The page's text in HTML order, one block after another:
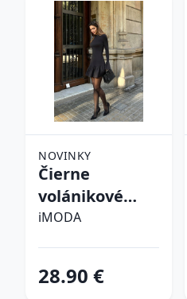
NOVINKY
Čierne
volánikové
šaty
iMODA
28.90 €